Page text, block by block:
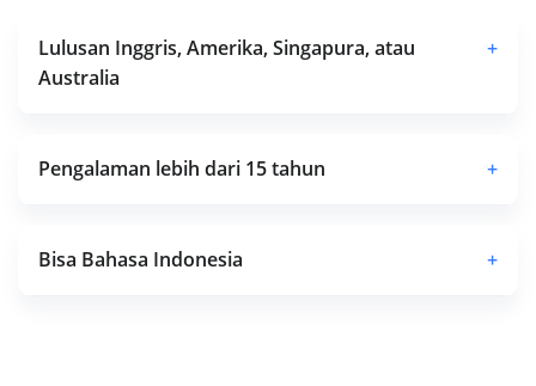
Lulusan Inggris, Amerika, Singapura, atau
Australia
+
Pengalaman lebih dari 15 tahun +
Bisa Bahasa Indonesia +